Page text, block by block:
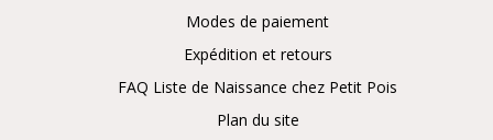
Modes de paiement
Expédition et retours
FAQ Liste de Naissance chez Petit Pois
Plan du site